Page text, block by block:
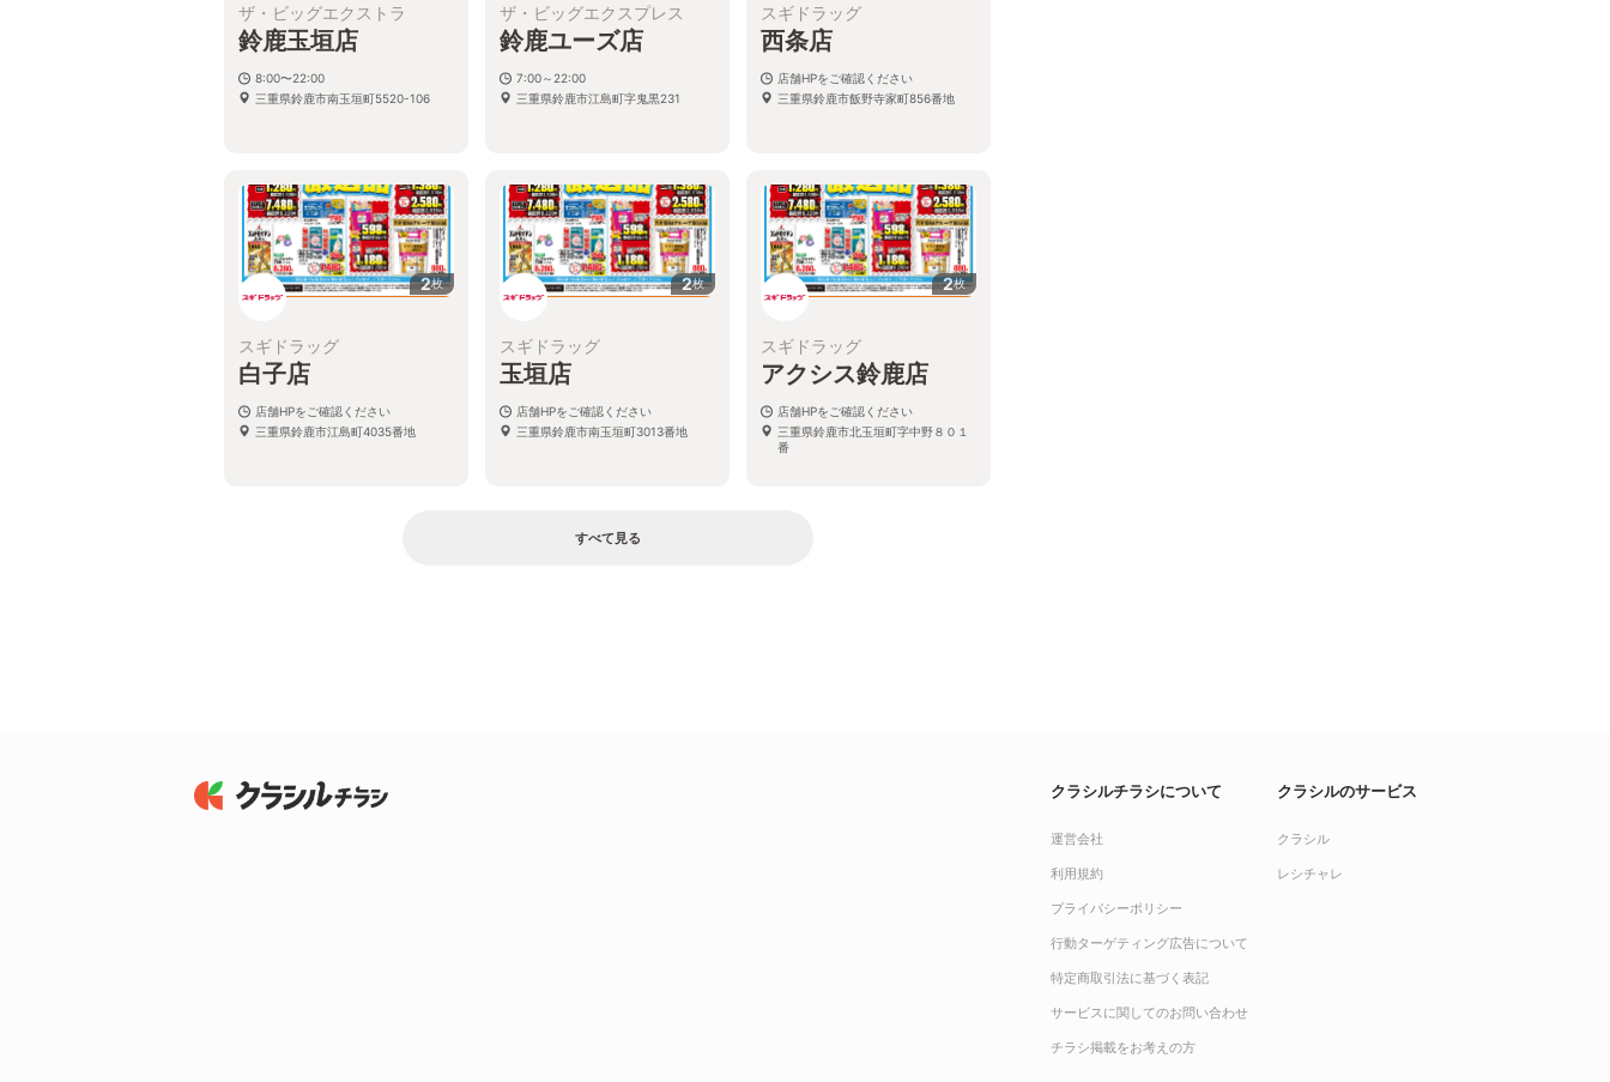
ザ・ビッグエクストラ
鈴鹿玉垣店
8:00〜22:00
三重県鈴鹿市南玉垣町5520-106
ザ・ビッグエクスプレス
鈴鹿ユーズ店
7:00～22:00
三重県鈴鹿市江島町字鬼黒231
スギドラッグ
西条店
店舗HPをご確認ください
三重県鈴鹿市飯野寺家町856番地
2枚
スギドラッグ
白子店
店舗HPをご確認ください
三重県鈴鹿市江島町4035番地
2枚
スギドラッグ
玉垣店
店舗HPをご確認ください
三重県鈴鹿市南玉垣町3013番地
2枚
スギドラッグ
アクシス鈴鹿店
店舗HPをご確認ください
三重県鈴鹿市北玉垣町字中野８０１
番
すべて見る
クラシルチラシについて
運営会社
利用規約
プライバシーポリシー
行動ターゲティング広告について
特定商取引法に基づく表記
サービスに関してのお問い合わせ
チラシ掲載をお考えの方
クラシルのサービス
クラシル
レシチャレ